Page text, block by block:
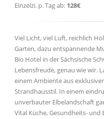
Einzelzi. p. Tag ab: 128€
Viel Licht, viel Luft, reichlich
Garten, dazu entspannende
Bio Hotel in der Sächsische
Lebensfreude, genau wie wir.
einem Ambiente aus
Strandhausstil. In einem
unverbauter Elbelandschaft
Vital Küche, Gesundheits-